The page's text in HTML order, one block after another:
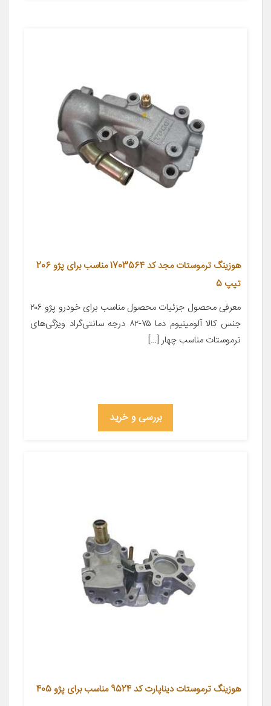
هوزینگ ترموستات مجد کد 1703564 مناسب برای پژو 206
تیپ 5
معرفی محصول جزئیات محصول مناسب برای خودرو پژو ۲۰۶
جنس کالا آلومینیوم دما ۷۵-۸۲ درجه سانتی‌گراد ویژگی‌های
ترموستات مناسب چهار […]
بررسی و خرید
هوزینگ ترموستات دیناپارت کد 9524 مناسب برای پژو 405